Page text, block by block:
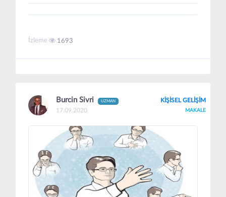
İzleme 1693
Burcin Sivri UZMAN
17.09.2020
KİŞİSEL GELİŞİM
MAKALE